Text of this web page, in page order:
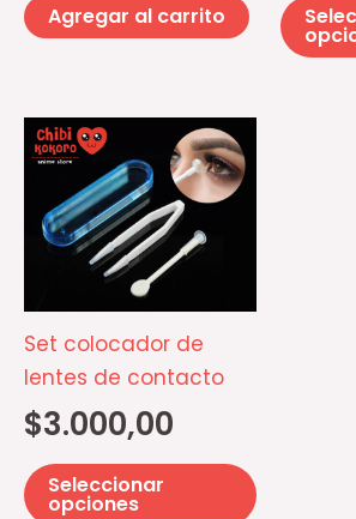
Agregar al carrito
Set colocador de
lentes de contacto
$3.000,00
Seleccionar
opciones
la